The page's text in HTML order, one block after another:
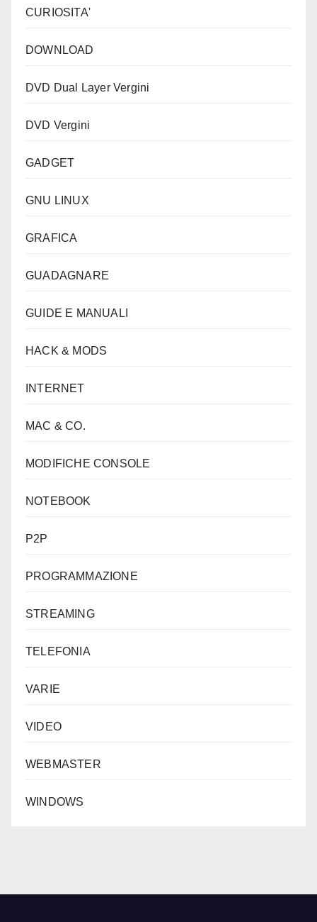
CURIOSITA'
DOWNLOAD
DVD Dual Layer Vergini
DVD Vergini
GADGET
GNU LINUX
GRAFICA
GUADAGNARE
GUIDE E MANUALI
HACK & MODS
INTERNET
MAC & CO.
MODIFICHE CONSOLE
NOTEBOOK
P2P
PROGRAMMAZIONE
STREAMING
TELEFONIA
VARIE
VIDEO
WEBMASTER
WINDOWS